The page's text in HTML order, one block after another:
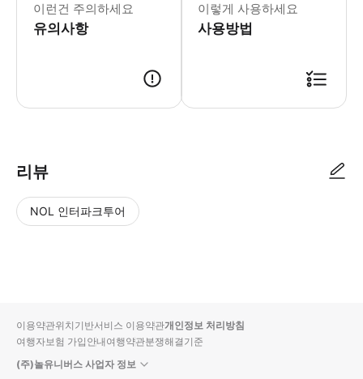
이런건 주의하세요
유의사항
이렇게 사용하세요
사용방법
리뷰
NOL 인터파크투어
입니
다.
순
상
이용약관위치기반서비스 이용약관개인정보 처리방침
여행자보험 가입안내여행약관분쟁해결기준
(주)놀유니버스 사업자 정보